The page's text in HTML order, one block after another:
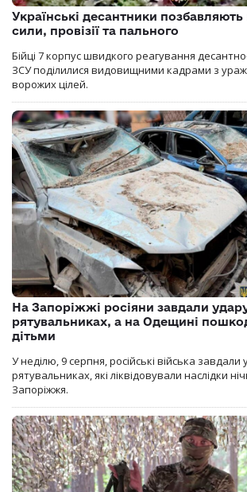
Українські десантники
сили, провізії та пального
Бійці 7 корпус швидкого реагування
ЗСУ поділилися видовищними кадрами з
ворожих цілей.
На Запоріжжі росіяни завдали
рятувальниках, а на Одещині
дітьми
У неділю, 9 серпня, російські війська завдали
рятувальниках, які ліквідовували наслідки
Запоріжжя.